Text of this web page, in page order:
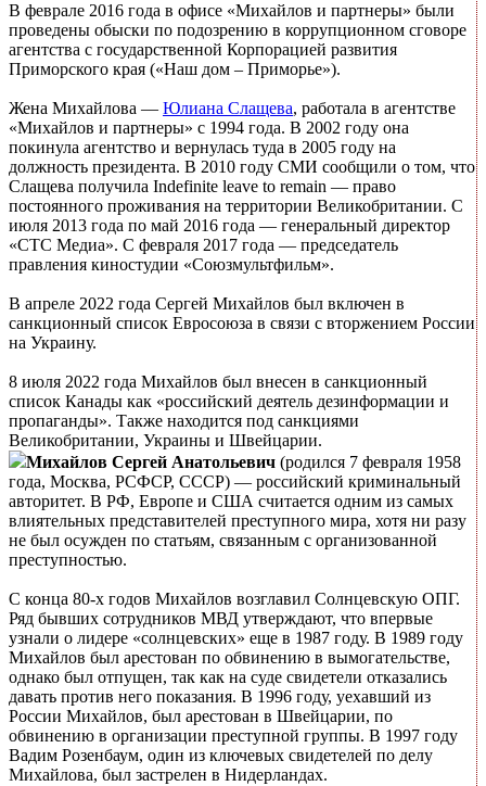
В феврале 2016 года в офисе «Михайлов и партнеры» были
проведены обыски по подозрению в коррупционном сговоре
агентства с государственной Корпорацией развития
Приморского края («Наш дом – Приморье»).
Жена Михайлова — Юлиана Слащева, работала в агентстве
«Михайлов и партнеры» с 1994 года. В 2002 году она
покинула агентство и вернулась туда в 2005 году на
должность президента. В 2010 году СМИ сообщили о том, что
Слащева получила Indefinite leave to remain — право
постоянного проживания на территории Великобритании. С
июля 2013 года по май 2016 года — генеральный директор
«СТС Медиа». С февраля 2017 года — председатель
правления киностудии «Союзмультфильм».
В апреле 2022 года Сергей Михайлов был включен в
санкционный список Евросоюза в связи с вторжением России
на Украину.
8 июля 2022 года Михайлов был внесен в санкционный
список Канады как «российский деятель дезинформации и
пропаганды». Также находится под санкциями
Великобритании, Украины и Швейцарии.
Михайлов Сергей Анатольевич (родился 7 февраля 1958
года, Москва, РСФСР, СССР) — российский криминальный
авторитет. В РФ, Европе и США считается одним из самых
влиятельных представителей преступного мира, хотя ни разу
не был осужден по статьям, связанным с организованной
преступностью.
C конца 80-х годов Михайлов возглавил Солнцевскую ОПГ.
Ряд бывших сотрудников МВД утверждают, что впервые
узнали о лидере «солнцевских» еще в 1987 году. В 1989 году
Михайлов был арестован по обвинению в вымогательстве,
однако был отпущен, так как на суде свидетели отказались
давать против него показания. В 1996 году, уехавший из
России Михайлов, был арестован в Швейцарии, по
обвинению в организации преступной группы. В 1997 году
Вадим Розенбаум, один из ключевых свидетелей по делу
Михайлова, был застрелен в Нидерландах.